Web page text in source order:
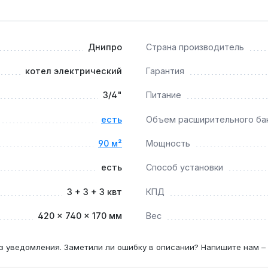
домов или офисов площадью до 90 м² с
3 м?
380 В?
линия с автоматом не менее 16 А и сечением кабеля 2.5
8 л?
раз в год перед отопительным сезоном —
Днипро Страна производитель
котел электрический Гарантия
3/4" Питание
есть Объем расширительного
90 м² Мощность
есть Способ установки
3 + 3 + 3 квт КПД
420 × 740 × 170 мм Вес
уведомления. Заметили ли ошибку в описании? Напишите нам